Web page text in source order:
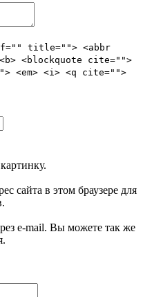
title=""> <abbr
<blockquote cite="">
<em> <i> <q cite="">
сайта в этом браузере для
e-mail. Вы можете так же